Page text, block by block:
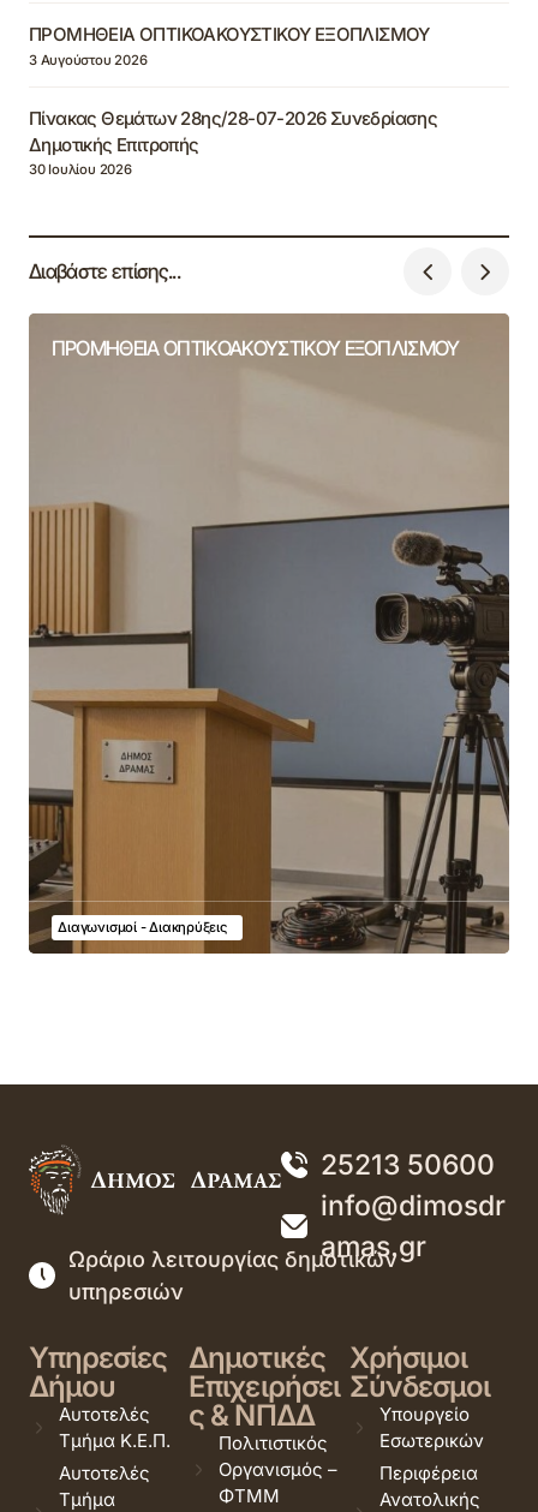
ΠΡΟΜΗΘΕΙΑ ΟΠΤΙΚΟΑΚΟΥΣΤΙΚΟΥ ΕΞΟΠΛΙΣΜΟΥ
3 Αυγούστου 2026
Πίνακας Θεμάτων 28ης/28-07-2026 Συνεδρίασης
Δημοτικής Επιτροπής
30 Ιουλίου 2026
Διαβάστε επίσης...
ΠΡΟΜΗΘΕΙΑ ΟΠΤΙΚΟΑΚΟΥΣΤΙΚΟΥ ΕΞΟΠΛΙΣΜΟΥ
Διαγωνισμοί - Διακηρύξεις
25213 50600
info@dimosdr
amas.gr
Ωράριο λειτουργίας δημοτικών
υπηρεσιών
Υπηρεσίες
Δήμου
Αυτοτελές
Τμήμα Κ.Ε.Π.
Αυτοτελές
Τμήμα
Δημοτικές
Επιχειρήσει
ς & ΝΠΔΔ
Πολιτιστικός
Οργανισμός –
ΦΤΜΜ
Χρήσιμοι
Σύνδεσμοι
Υπουργείο
Εσωτερικών
Περιφέρεια
Ανατολικής